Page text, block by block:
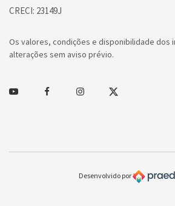
CRECI: 23149J
Os valores, condições e disponibilidade dos
alterações sem aviso prévio.
Youtube FacebookInstagramTwitter
Desenvolvido por